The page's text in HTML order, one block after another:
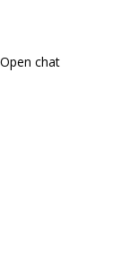
Open chat